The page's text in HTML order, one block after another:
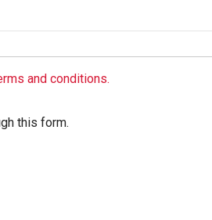
and conditions.
this form.